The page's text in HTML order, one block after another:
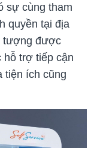
sự cùng tham
quyền tại địa
tượng được
trợ tiếp cận
tiện ích cũng